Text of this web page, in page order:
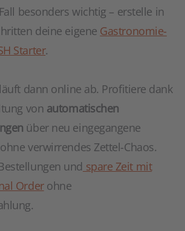
besonders wichtig – erstelle in
deine eigene Gastronomie-
Starter.
dann online ab. Profitiere dank
von automatischen
über neu eingegangene
verwirrendes Zettel-Chaos.
und spare Zeit mit
Orderohne